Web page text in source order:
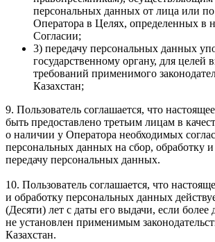
персональных данных от лица или
Оператора в Целях, определенных в
Согласии;
3) передачу персональных данных
государственному органу, для целей
требований применимого
Казахстан;
9. Пользователь соглашается, что
быть предоставлено третьим лицам в
о наличии у Оператора необходимых
персональных данных на сбор, обработку
передачу персональных данных.
10. Пользователь соглашается, что
и обработку персональных данных
(Десяти) лет с даты его выдачи, если более
не установлен применимым
Казахстан.